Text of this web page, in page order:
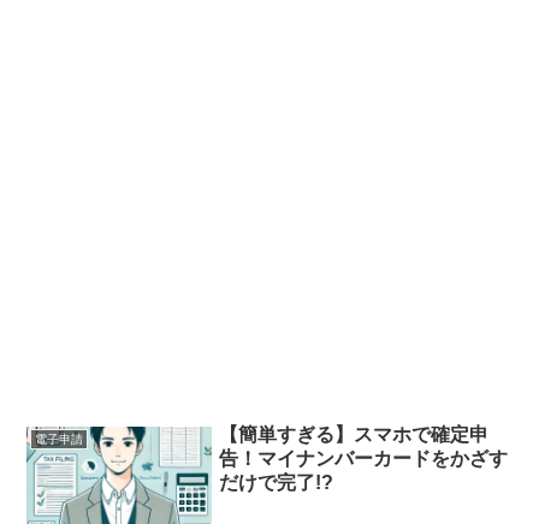
電子申請
【簡単すぎる】スマホで確定申
告！マイナンバーカードをかざす
だけで完了!?